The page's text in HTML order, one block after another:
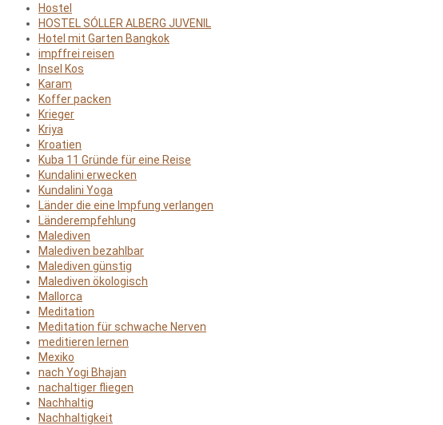
Hostel
HOSTEL SÓLLER ALBERG JUVENIL
Hotel mit Garten Bangkok
impffrei reisen
Insel Kos
Karam
Koffer packen
Krieger
Kriya
Kroatien
Kuba 11 Gründe für eine Reise
Kundalini erwecken
Kundalini Yoga
Länder die eine Impfung verlangen
Länderempfehlung
Malediven
Malediven bezahlbar
Malediven günstig
Malediven ökologisch
Mallorca
Meditation
Meditation für schwache Nerven
meditieren lernen
Mexiko
nach Yogi Bhajan
nachaltiger fliegen
Nachhaltig
Nachhaltigkeit